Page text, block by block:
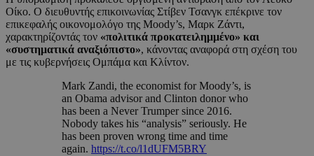
Οίκο. Ο διευθυντής επικοινωνίας Στίβεν Τσανγκ επέκρινε τον
επικεφαλής οικονομολόγο της Moody’s, Μαρκ Ζάντι,
χαρακτηρίζοντάς τον «πολιτικά προκατειλημμένο» και
«συστηματικά αναξιόπιστο», κάνοντας αναφορά στη σχέση του
με τις κυβερνήσεις Ομπάμα και Κλίντον.
Mark Zandi, the economist for Moody’s, is
an Obama advisor and Clinton donor who
has been a Never Trumper since 2016.
Nobody takes his “analysis” seriously. He
has been proven wrong time and time
again. https://t.co/l1dUFM5BRY